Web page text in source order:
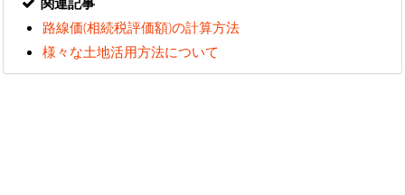
路線価(相続税評価額)の計算方法
様々な土地活用方法について